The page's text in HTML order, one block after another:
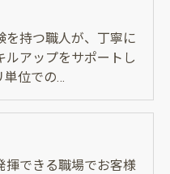
を持つ職人が、丁寧に
ルアップをサポートし
単位での…
揮できる職場でお客様